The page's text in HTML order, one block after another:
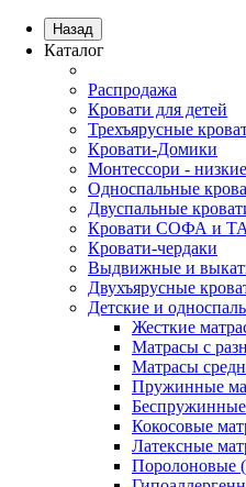
Назад
Каталог
Распродажа
Кровати для детей
Трехъярусные
Кровати-Домики
Монтессори -
Односпальные
Двуспальные
Кровати СОФА и
Кровати-чердаки
Выдвижные и
Двухъярусные
Детские и
Жесткие
Матрасы с
Матрасы
Пружинные
Кокосовые
Латексные
Поролоновые